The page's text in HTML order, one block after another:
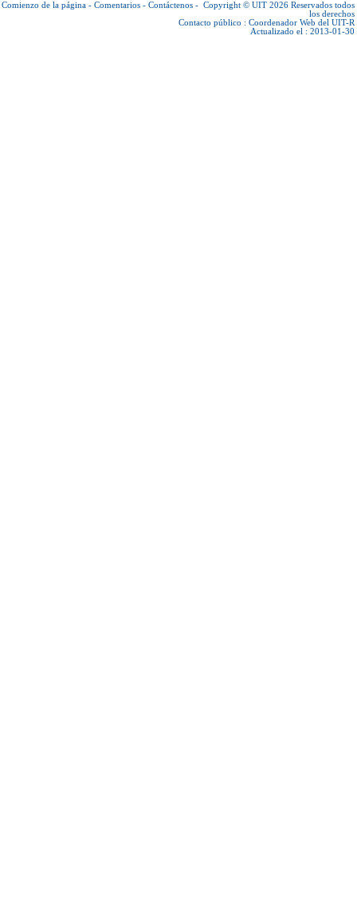
Comienzo de la página - Comentarios - Contáctenos - Copyright © UIT 2026 Reservados todos
los derechos
Contacto público : Coordenador Web del UIT-R
Actualizado el : 2013-01-30